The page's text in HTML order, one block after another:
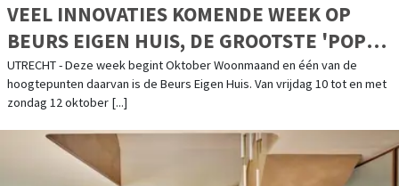
VEEL INNOVATIES KOMENDE WEEK OP
BEURS EIGEN HUIS, DE GROOTSTE 'POP
UP SHOP' VOOR WONEN, BOUWEN EN
VERBOUWEN
UTRECHT - Deze week begint Oktober Woonmaand en één van de
hoogtepunten daarvan is de Beurs Eigen Huis. Van vrijdag 10 tot en met
zondag 12 oktober [...]